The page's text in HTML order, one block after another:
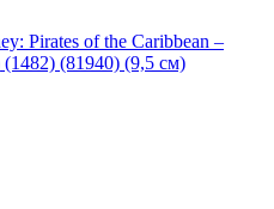
Pirates of the Caribbean –
(81940) (9,5 см)